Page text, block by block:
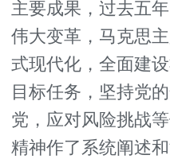
主要成果，过去五
伟大变革，马克思
式现代化，全面建
目标任务，坚持党
党，应对风险挑战
精神作了系统阐述